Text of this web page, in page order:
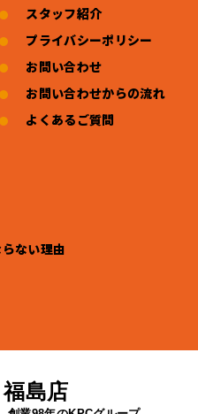
スタッフ紹介
プライバシーポリシー
お問い合わせ
お問い合わせからの流れ
よくあるご質問
ない理由
福島店